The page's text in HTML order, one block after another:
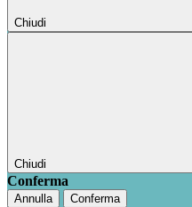
Chiudi
Chiudi
Conferma
Annulla Conferma